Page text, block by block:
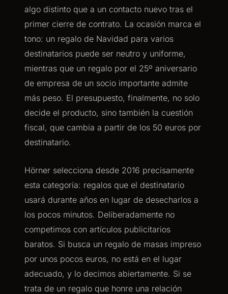
algo distinto que a un contacto nuevo tras el
primer cierre de contrato. La ocasión marca el
tono: un regalo de Navidad para varios
destinatarios puede ser neutro y uniforme,
mientras que un regalo por el 25º aniversario
de empresa de un socio importante admite
más peso. El presupuesto, finalmente, no solo
decide el producto, sino también la cuestión
fiscal, que cambia a partir de los 50 euros por
destinatario.
Hörner selecciona desde 2016 precisamente
esta categoría: regalos que el destinatario
usará durante años en lugar de desecharlos a
los pocos minutos. Deliberadamente no
competimos con artículos publicitarios
baratos. Si busca un regalo de masas impreso
por unos pocos euros, no está en el lugar
adecuado, y lo decimos abiertamente. Si se
trata de un regalo que honre una relación